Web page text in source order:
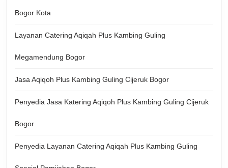
Bogor Kota
Layanan Catering Aqiqah Plus Kambing Guling
Megamendung Bogor
Jasa Aqiqoh Plus Kambing Guling Cijeruk Bogor
Penyedia Jasa Katering Aqiqoh Plus Kambing Guling Cijeruk
Bogor
Penyedia Layanan Catering Aqiqah Plus Kambing Guling